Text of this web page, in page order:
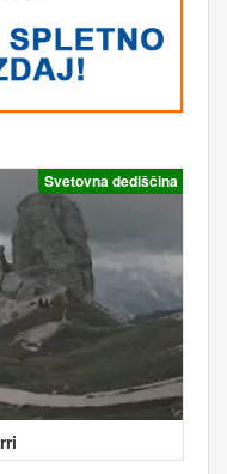
Svetovna dediščina